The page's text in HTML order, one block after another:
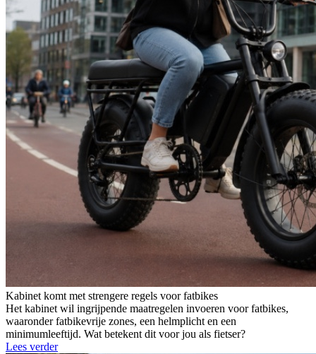
Kabinet komt met strengere regels voor fatbikes
Het kabinet wil ingrijpende maatregelen invoeren voor fatbikes,
waaronder fatbikevrije zones, een helmplicht en een
minimumleeftijd. Wat betekent dit voor jou als fietser?
Lees verder